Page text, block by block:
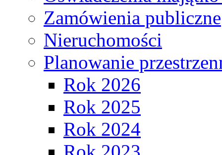
Zamówienia publiczne
Nieruchomości
Planowanie
Rok 2026
Rok 2025
Rok 2024